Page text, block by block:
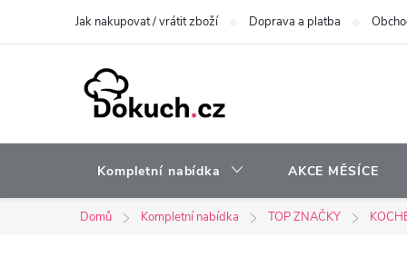
Jak nakupovat / vrátit zboží Doprava a platba
Kompletní nabídka AKCE MĚSÍCE
Domů Kompletní nabídka TOP ZNAČKY